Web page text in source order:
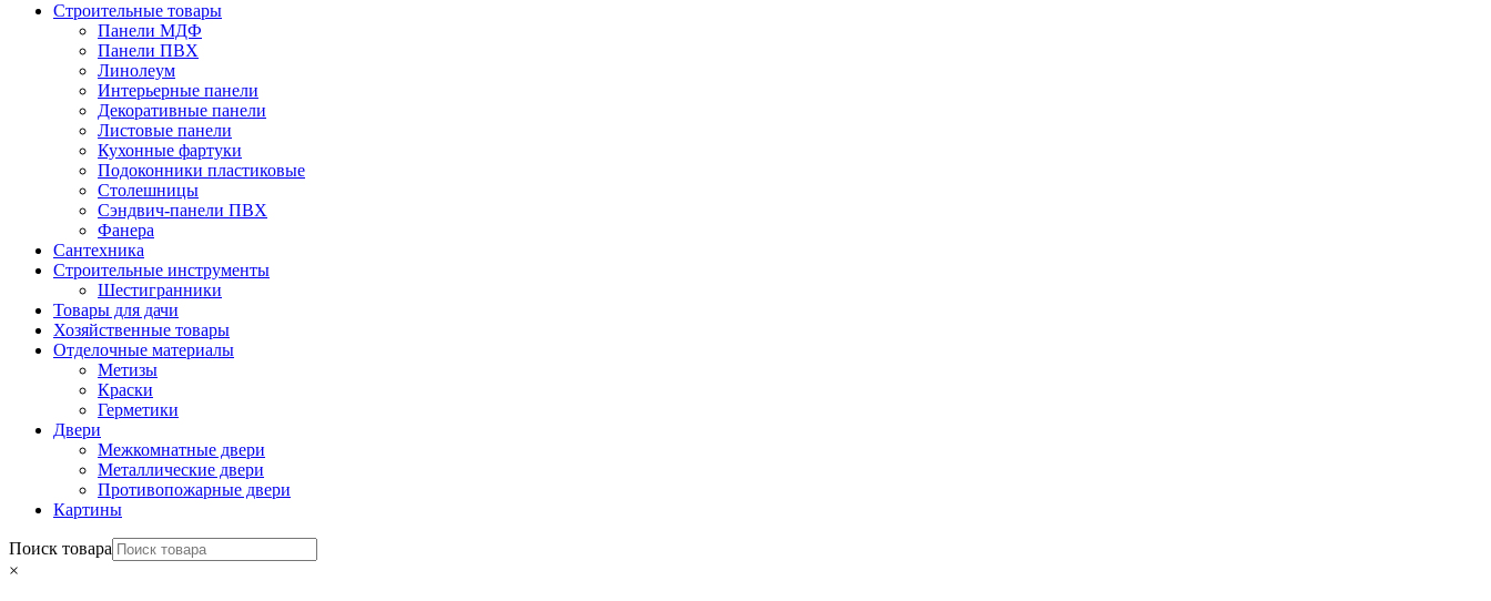
Строительные товары
Панели МДФ
Панели ПВХ
Линолеум
Интерьерные панели
Декоративные панели
Листовые панели
Кухонные фартуки
Подоконники пластиковые
Столешницы
Сэндвич-панели ПВХ
Фанера
Сантехника
Строительные инструменты
Шестигранники
Товары для дачи
Хозяйственные товары
Отделочные материалы
Метизы
Краски
Герметики
Двери
Межкомнатные двери
Металлические двери
Противопожарные двери
Картины
Поиск товара
×